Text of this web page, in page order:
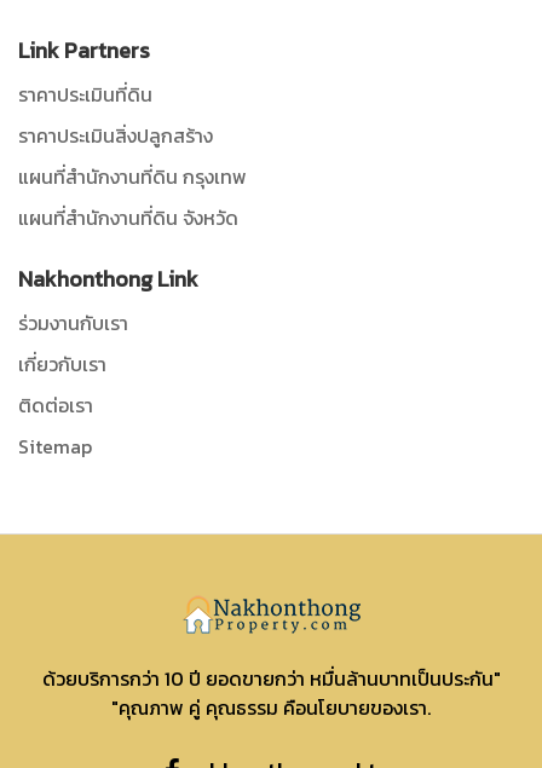
Link Partners
ราคาประเมินที่ดิน
ราคาประเมินสิ่งปลูกสร้าง
แผนที่สำนักงานที่ดิน กรุงเทพ
แผนที่สำนักงานที่ดิน จังหวัด
Nakhonthong Link
ร่วมงานกับเรา
เกี่ยวกับเรา
ติดต่อเรา
Sitemap
Nakhonthong
ด้วยบริการกว่า 10 ปี ยอดขายกว่า หมื่นล้านบาทเป็นประกัน"
"คุณภาพ คู่ คุณธรรม คือนโยบายของเรา.